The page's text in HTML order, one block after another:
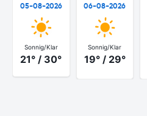
05-08-2026
Sonnig/Klar
21° / 30°
06-08-2026
Sonnig/Klar
19° / 29°